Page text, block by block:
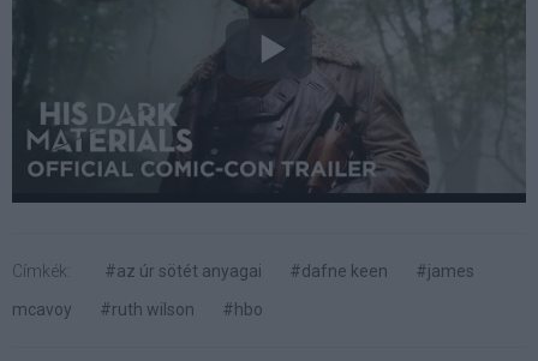
Címkék: #az úr sötét anyagai #dafne keen
#james
mcavoy
#ruth wilson #hbo